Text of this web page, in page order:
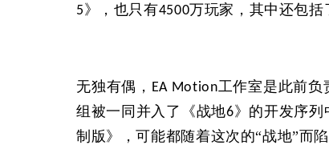
5》，也只有4500万玩家，其中还包括
无独有偶， EA Motion工作室是此前
组被一同并入了《战地6》的开发序列
制版》，可能都随着这次的“战地”而